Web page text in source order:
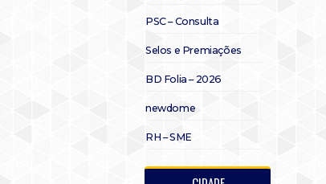
PSC – Consulta
Selos e Premiações
BD Folia – 2026
newdome
RH – SME